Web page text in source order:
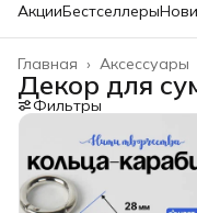
АкцииБестселлеры
Аксессуары
Главная ›
Декор для
Фильтры